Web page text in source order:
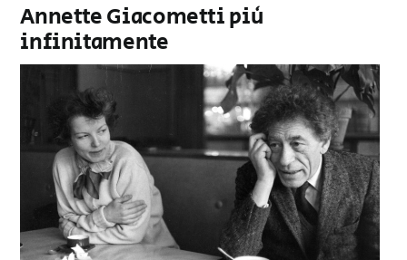
Annette Giacometti più
infinitamente